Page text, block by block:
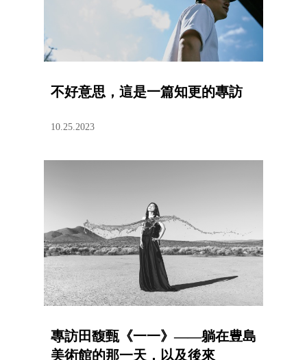
不好意思，這是一篇知更的專訪
10.25.2023
專訪田馥甄《一一》——躺在豊島
美術館的那一天，以及後來